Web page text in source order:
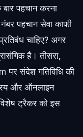
पहचान करना
पहचान सेवा काफी
चाहिए? अगर
है। तीसरा,
संदेश गतिविधि की
और ऑनलाइन
ट्रैकर को इस